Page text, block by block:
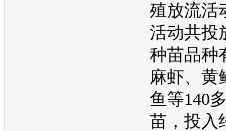
殖放流活
活动共投
种苗品种
麻虾、黄
鱼等140
苗，投入